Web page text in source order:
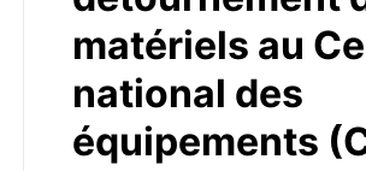
matériels au
national des
équipements